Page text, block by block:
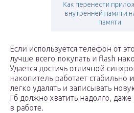
Как перенести
внутренней памяти
памяти
Если используется телефон от
лучше всего покупать и flash
Удается достичь отличной
накопитель работает стабильно
легко удалять и записывать
Гб должно хватить надолго,
в работе.